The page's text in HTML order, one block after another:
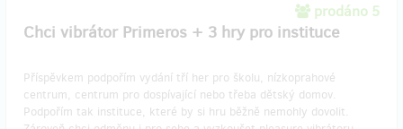
prodáno 5
Chci vibrátor Primeros + 3 hry pro instituce
Příspěvkem podpořím vydání tří her pro školu, nízkoprahové
centrum, centrum pro dospívající nebo třeba dětský domov.
Podpořím tak instituce, které by si hru běžně nemohly dovolit.